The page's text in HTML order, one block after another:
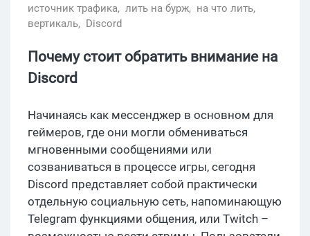
источник трафика, лить на бурж, на что лить,
вертикаль, Discord
Почему стоит обратить внимание на
Discord
Начинаясь как мессенджер в основном для
геймеров, где они могли обмениваться
мгновенными сообщениями или
созваниваться в процессе игры, сегодня
Discord представляет собой практически
отдельную социальную сеть, напоминающую
Telegram функциями общения, или Twitch –